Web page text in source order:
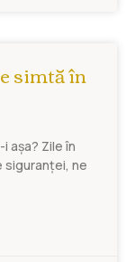
simtă în
așa? Zile în
siguranței, ne